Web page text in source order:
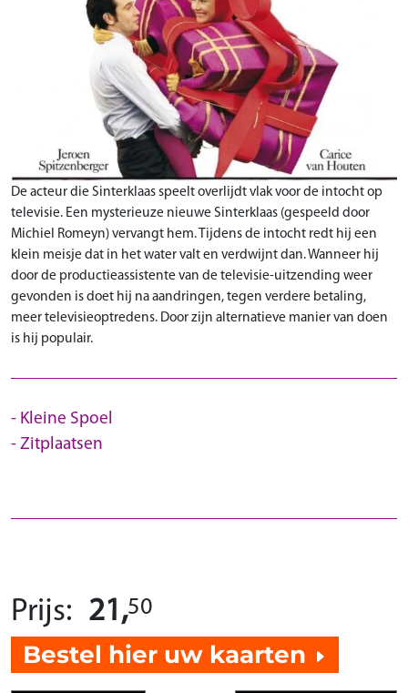
De acteur die Sinterklaasspeelt overlijdt vlak voor de intocht op
televisie. Een mysterieuze nieuwe Sinterklaas (gespeeld door
Michiel Romeyn) vervangt hem. Tijdens de intocht redt hij een
klein meisje dat in het water valt en verdwijnt dan. Wanneer hij
door de productieassistente van de televisie-uitzending weer
gevonden is doet hij na aandringen, tegen verdere betaling,
meer televisieoptredens. Door zijn alternatieve manier van doen
is hij populair.
Kleine Spoel
Zitplaatsen
Prijs: 21,50
Bestel hier uw kaarten